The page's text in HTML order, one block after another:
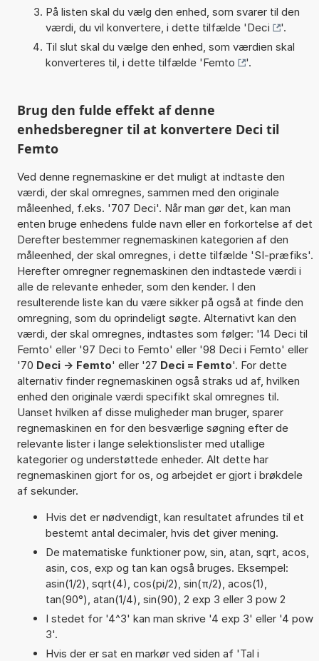
På listen skal du vælg den enhed, som svarer til den
værdi, du vil konvertere, i dette tilfælde 'Deci
'.
Til slut skal du vælge den enhed, som værdien skal
konverteres til, i dette tilfælde 'Femto '.
Brug den fulde effekt af denne
enhedsberegner til at konvertere Deci til
Femto
Ved denne regnemaskine er det muligt at indtaste den
værdi, der skal omregnes, sammen med den originale
måleenhed, f.eks. '707 Deci'. Når man gør det, kan man
enten bruge enhedens fulde navn eller en forkortelse af det
Derefter bestemmer regnemaskinen kategorien af den
måleenhed, der skal omregnes, i dette tilfælde 'SI-præfiks'.
Herefter omregner regnemaskinen den indtastede værdi i
alle de relevante enheder, som den kender. I den
resulterende liste kan du være sikker på også at finde den
omregning, som du oprindeligt søgte. Alternativt kan den
værdi, der skal omregnes, indtastes som følger: '14 Deci til
Femto' eller '97 Deci to Femto' eller '98 Deci i Femto' eller
'70 Deci -> Femto' eller '27 Deci = Femto'. For dette
alternativ finder regnemaskinen også straks ud af, hvilken
enhed den originale værdi specifikt skal omregnes til.
Uanset hvilken af disse muligheder man bruger, sparer
regnemaskinen en for den besværlige søgning efter de
relevante lister i lange selektionslister med utallige
kategorier og understøttede enheder. Alt dette har
regnemaskinen gjort for os, og arbejdet er gjort i brøkdele
af sekunder.
Hvis det er nødvendigt, kan resultatet afrundes til et
bestemt antal decimaler, hvis det giver mening.
De matematiske funktioner pow, sin, atan, sqrt, acos,
asin, cos, exp og tan kan også bruges. Eksempel:
asin(1/2), sqrt(4), cos(pi/2), sin(π/2), acos(1),
tan(90°), atan(1/4), sin(90), 2 exp 3 eller 3 pow 2
I stedet for '4^3' kan man skrive '4 exp 3' eller '4 pow
3'.
Hvis der er sat en markør ved siden af 'Tal i